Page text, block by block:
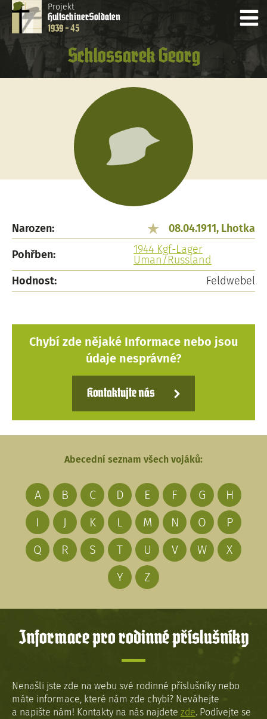
Projekt
HultschinerSoldaten
1939 - 45
Schlossarek Georg
Narozen:
08.04.1911, Lhotka
Pohřben:
1944 Kgf-Lager
Uman/Russland
Hodnost:
Feldwebel
Chybí zde nějaké Informace nebo jsou
údaje nesprávné?
Kontaktujte nás
Abecední seznam všech vojáků:
A B C D E F G
H
I
J K L M N O
P
Q
R S T U V W
X
Y
Z
Informace pro rodinné příslušníky
Nenašli jste zde na webu své rodinné příslušníky nebo
máte informace, které nám zde chybí? Neváhejte
a napište nám! Kontakty na nás najdete zde. Podívejte se